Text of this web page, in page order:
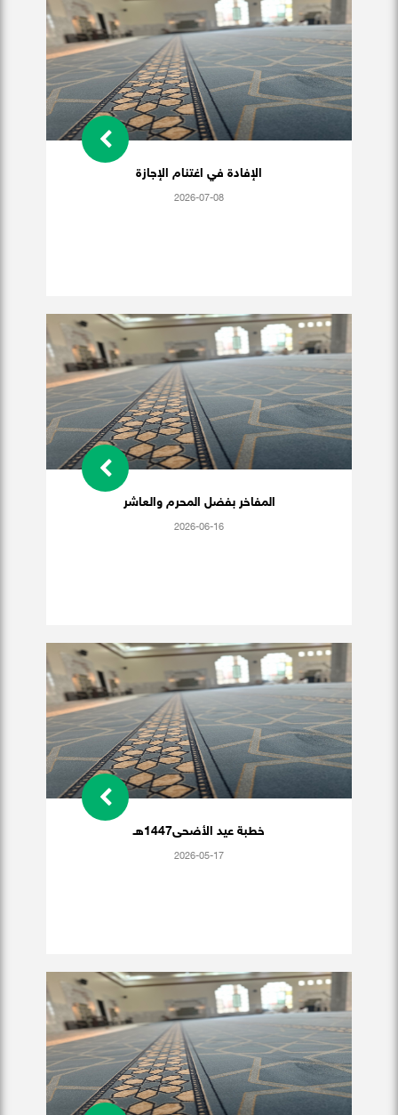
الإفادة في اغتنام الإجازة
2026-07-08
المفاخر بفضل المحرم والعاشر
2026-06-16
خطبة عيد الأضحى1447هـ
2026-05-17